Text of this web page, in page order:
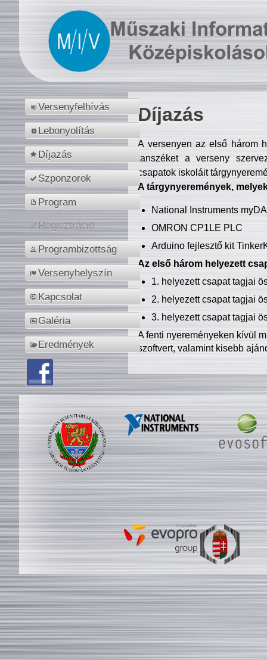
Versenyfelhívás
Lebonyolítás
Díjazás
Szponzorok
Program
Regisztráció
Programbizottság
Versenyhelyszín
Kapcsolat
Galéria
Eredmények
Díjazás
A versenyen az első három
tanszéket a verseny
csapatok iskoláit
A tárgynyeremények,
National Instruments
OMRON CP1LE PLC
Arduino fejlesztő kit
Az első három helyezett
1. helyezett csapat tagjai
2. helyezett csapat tagjai
3. helyezett csapat tagjai
A fenti nyereményeken kívül
szoftvert, valamint kisebb